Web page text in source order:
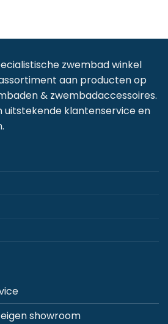
zwembad winkel
aan producten op
& zwembadaccessoires.
uitstekende klantenservice en
showroom